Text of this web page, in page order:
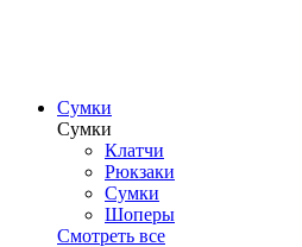
Сумки
Сумки
Клатчи
Рюкзаки
Сумки
Шоперы
Смотреть все